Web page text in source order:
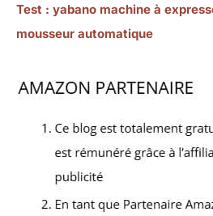
Test : yabano machine à
mousseur automatique